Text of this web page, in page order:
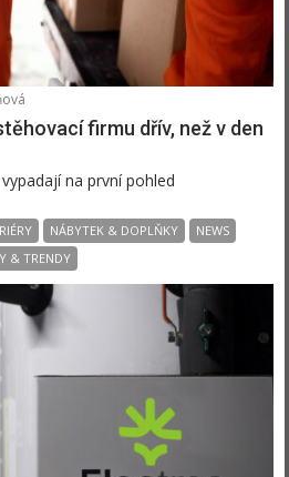
firmu dřív, než v den
na první pohled
NÁBYTEK & DOPLŇKY
NEWS
& TRENDY